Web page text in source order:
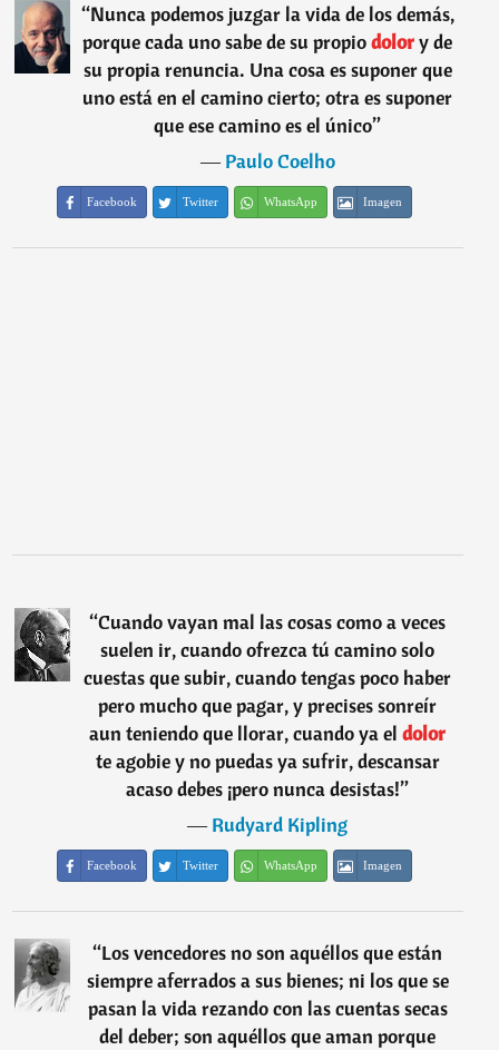
“Nunca podemos juzgar la vida de los demás,
porque cada uno sabe de su propiodolory de
su propia renuncia. Una cosa es suponer que
uno está en el camino cierto; otra es suponer
que ese camino es el único”
―Paulo Coelho
Facebook Twitter WhatsApp Imagen
“Cuando vayan mal las cosas como a veces
suelen ir, cuando ofrezca tú camino solo
cuestas que subir, cuando tengas poco haber
pero mucho que pagar, y precises sonreír
aun teniendo que llorar, cuando ya el dolor
te agobie y no puedas ya sufrir, descansar
acaso debes ¡pero nunca desistas!”
―Rudyard Kipling
Facebook Twitter WhatsApp Imagen
“Los vencedores no son aquéllos que están
siempre aferrados a sus bienes; ni los que se
pasan la vida rezando con las cuentas secas
del deber; son aquéllos que aman porque